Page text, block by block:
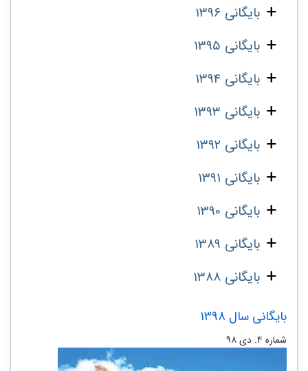
بایگانی 1396
بایگانی 1395
بایگانی 1394
بایگانی 1393
بایگانی 1392
بایگانی 1391
بایگانی 1390
بایگانی 1389
بایگانی 1388
بایگانی سال 1398
شماره ۴. دی ۹۸